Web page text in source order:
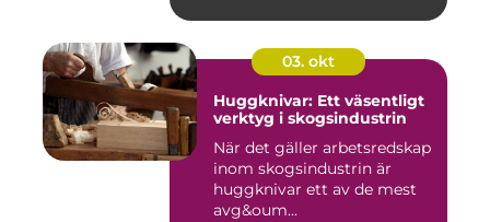
03. okt
Huggknivar: Ett väsentligt
verktyg i skogsindustrin
När det gäller arbetsredskap
inom skogsindustrin är
huggknivar ett av de mest
avg&oum...